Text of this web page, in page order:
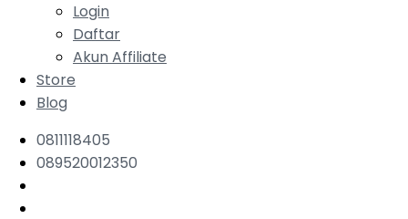
Login
Daftar
Akun Affiliate
Store
Blog
0811118405
089520012350